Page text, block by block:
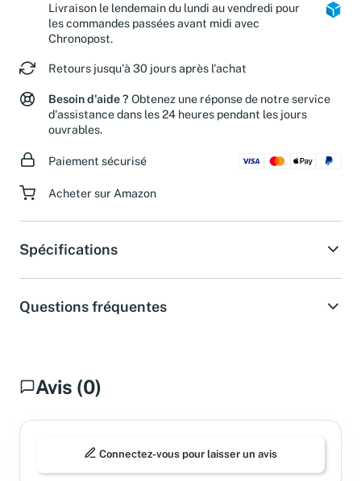
Livraison le lendemain du lundi au vendredi pour
les commandes passées avant midi avec
Chronopost.
Retours jusqu'à 30 jours après l'achat
Besoin d'aide ? Obtenez une réponse de notre service
d'assistance dans les 24 heures pendant les jours
ouvrables.
Paiement sécurisé
Acheter sur Amazon
Spécifications
Questions fréquentes
Avis (0)
Connectez-vous pour laisser un avis